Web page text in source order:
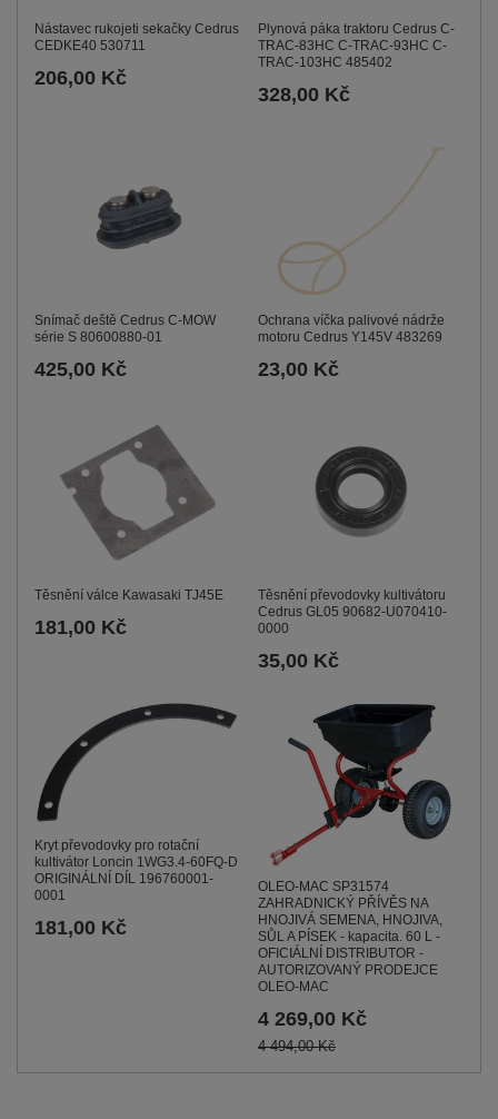
Nástavec rukojeti sekačky Cedrus
CEDKE40 530711
206,00 Kč
Plynová páka traktoru Cedrus C-
TRAC-83HC C-TRAC-93HC C-
TRAC-103HC 485402
328,00 Kč
Snímač deště Cedrus C-MOW
série S 80600880-01
425,00 Kč
Ochrana víčka palivové nádrže
motoru Cedrus Y145V 483269
23,00 Kč
Těsnění válce Kawasaki TJ45E
181,00 Kč
Těsnění převodovky kultivátoru
Cedrus GL05 90682-U070410-
0000
35,00 Kč
Kryt převodovky pro rotační
kultivátor Loncin 1WG3.4-60FQ-D
ORIGINÁLNÍ DÍL 196760001-
0001
181,00 Kč
OLEO-MAC SP31574
ZAHRADNICKÝ PŘÍVĚS NA
HNOJIVÁ SEMENA, HNOJIVA,
SŮL A PÍSEK - kapacita. 60 L -
OFICIÁLNÍ DISTRIBUTOR -
AUTORIZOVANÝ PRODEJCE
OLEO-MAC
4 269,00 Kč
4 494,00 Kč